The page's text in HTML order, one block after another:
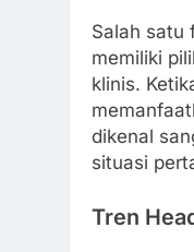
Salah satu
memiliki
klinis.
dikenal
situasi
Tren